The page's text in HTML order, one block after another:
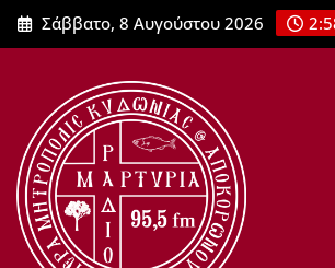
Μετάβαση
στο
Σάββατο, 8 Αυγούστου 2026